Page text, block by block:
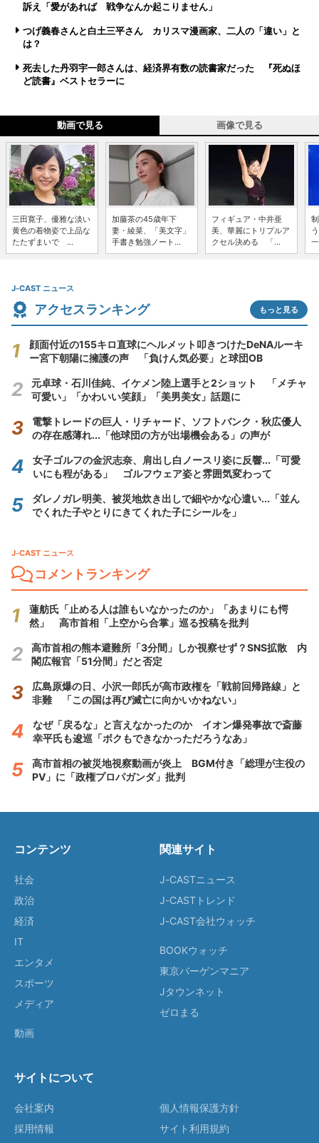
訴え「愛があれば 戦争なんか起こりません」
つげ義春さんと白土三平さん カリスマ漫画家、二人の「違い」と
は？
死去した丹羽宇一郎さんは、経済界有数の読書家だった 『死ぬほ
ど読書』ベストセラーに
動画で見る 画像で見る
三田寛子、優雅な淡い
黄色の着物姿で上品な
たたずまいで ...
加藤茶の45歳年下
妻・綾菜、「美文字」
手書き勉強ノート...
フィギュア・中井亜
美、華麗にトリプルア
クセル決める 「...
J-CAST ニュース
アクセスランキング もっと見る
顔面付近の155キロ直球にヘルメット叩きつけたDeNAルーキ
ー宮下朝陽に擁護の声 「負けん気必要」と球団OB
元卓球・石川佳純、イケメン陸上選手と2ショット 「メチャ
可愛い」「かわいい笑顔」「美男美女」話題に
電撃トレードの巨人・リチャード、ソフトバンク・秋広優人
の存在感薄れ...「他球団の方が出場機会ある」の声が
女子ゴルフの金沢志奈、肩出し白ノースリ姿に反響...「可愛
いにも程がある」 ゴルフウェア姿と雰囲気変わって
ダレノガレ明美、被災地炊き出しで細やかな心遣い...「並ん
でくれた子やとりにきてくれた子にシールを」
J-CAST ニュース
コメントランキング
蓮舫氏「止める人は誰もいなかったのか」「あまりにも愕
然」 高市首相「上空から合掌」巡る投稿を批判
高市首相の熊本避難所「3分間」しか視察せず？SNS拡散 内
閣広報官「51分間」だと否定
広島原爆の日、小沢一郎氏が高市政権を「戦前回帰路線」と
非難 「この国は再び滅亡に向かいかねない」
なぜ「戻るな」と言えなかったのか イオン爆発事故で斎藤
幸平氏も逡巡「ボクもできなかっただろうなあ」
高市首相の被災地視察動画が炎上 BGM付き「総理が主役の
PV」に「政権プロパガンダ」批判
コンテンツ
社会
政治
経済
IT
エンタメ
スポーツ
メディア
動画
関連サイト
J-CASTニュース
J-CASTトレンド
J-CAST会社ウォッチ
BOOKウォッチ
東京バーゲンマニア
Jタウンネット
ゼロまる
サイトについて
会社案内
採用情報
個人情報保護方針
サイト利用規約